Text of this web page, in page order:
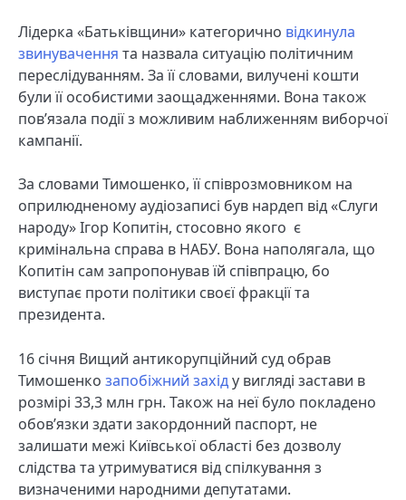
Лідерка «Батьківщини» категорично відкинула
звинувачення та назвала ситуацію політичним
переслідуванням. За її словами, вилучені кошти
були її особистими заощадженнями. Вона також
пов’язала події з можливим наближенням виборчої
кампанії.
За словами Тимошенко, її співрозмовником на
оприлюдненому аудіозаписі був нардеп від «Слуги
народу» Ігор Копитін, стосовно якого є
кримінальна справа в НАБУ. Вона наполягала, що
Копитін сам запропонував їй співпрацю, бо
виступає проти політики своєї фракції та
президента.
16 січня Вищий антикорупційний суд обрав
Тимошенко запобіжний західу вигляді застави в
розмірі 33,3 млн грн. Також на неї було покладено
обов’язки здати закордонний паспорт, не
залишати межі Київської області без дозволу
слідства та утримуватися від спілкування з
визначеними народними депутатами.